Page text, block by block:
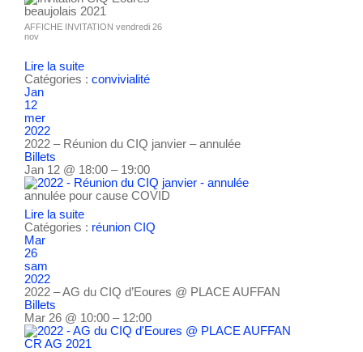
AFFICHE INVITATION vendredi 26
nov
Lire la suite
Catégories : convivialité
Jan
12
mer
2022
2022 – Réunion du CIQ janvier – annulée
Billets
Jan 12 @ 18:00 – 19:00
annulée pour cause COVID
Lire la suite
Catégories : réunion CIQ
Mar
26
sam
2022
2022 – AG du CIQ d’Eoures @ PLACE AUFFAN
Billets
Mar 26 @ 10:00 – 12:00
CR AG 2021